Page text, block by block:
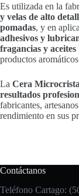
Es utilizada en la
y velas de alto
pomadas, y en
adhesivos y
fragancias y aceites
productos
La Cera
resultados
fabricantes,
rendimiento en sus
Contáctanos
Teléfono Cartago: